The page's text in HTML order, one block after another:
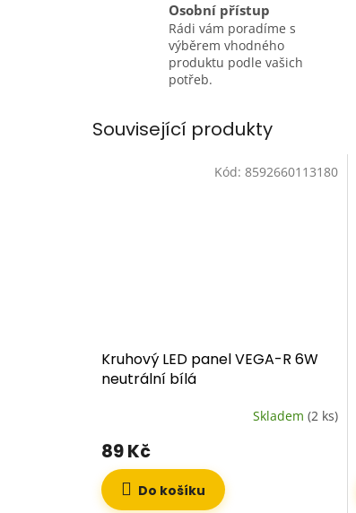
Osobní přístup
Rádi vám poradíme s
výběrem vhodného
produktu podle vašich
potřeb.
Související produkty
Kruhový LED panel VEGA-R 6W
neutrální bílá
Skladem (2 ks)
89 Kč
Do košíku
Kód: 8592660113180